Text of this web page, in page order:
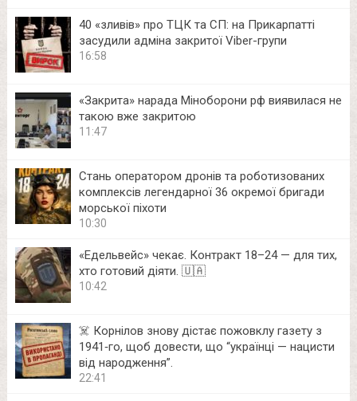
40 «зливів» про ТЦК та СП: на Прикарпатті
засудили адміна закритої Viber-групи
16:58
«Закрита» нарада Міноборони рф виявилася не
такою вже закритою
11:47
Стань оператором дронів та роботизованих
комплексів легендарної 36 окремої бригади
морської піхоти
10:30
«Едельвейс» чекає. Контракт 18–24 — для тих,
хто готовий діяти. 🇺🇦
10:42
☠️ Корнілов знову дістає пожовклу газету з
1941‑го, щоб довести, що “українці — нацисти
від народження”.
22:41